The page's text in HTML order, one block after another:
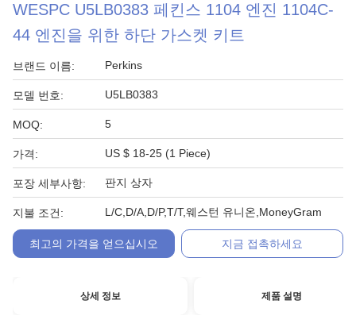
WESPC U5LB0383 페킨스 1104 엔진 1104C-
44 엔진을 위한 하단 가스켓 키트
브랜드 이름: Perkins
모델 번호: U5LB0383
MOQ: 5
가격: US $ 18-25 (1 Piece)
포장 세부사항: 판지 상자
지불 조건: L/C,D/A,D/P,T/T,웨스턴 유니온,MoneyGram
최고의 가격을 얻으십시오 지금 접촉하세요
상세 정보 제품 설명